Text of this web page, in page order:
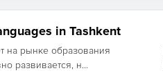
in Tashkent
на рынке образования
развивается, н...